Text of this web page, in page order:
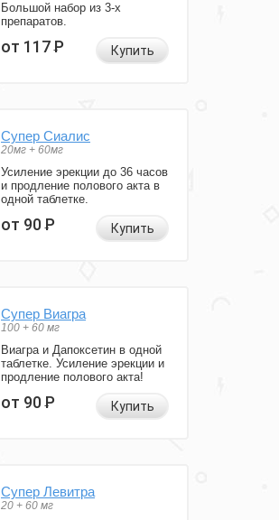
Большой набор из 3-х
препаратов.
от 117Р Купить
Супер Сиалис
20мг + 60мг
Усиление эрекции до 36 часов
и продление полового акта в
одной таблетке.
от 90Р Купить
Супер Виагра
100 + 60 мг
Виагра и Дапоксетин в одной
таблетке. Усиление эрекции и
продление полового акта!
от 90Р Купить
Супер Левитра
20 + 60 мг